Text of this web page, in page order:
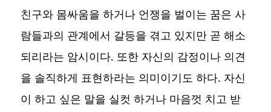
친구와 몸싸움을 하거나 언쟁을 벌이는 꿈은 사
람들과의 관계에서 갈등을 겪고 있지만 곧 해소
되리라는 암시이다. 또한 자신의 감정이나 의견
을 솔직하게 표현하라는 의미이기도 하다. 자신
이 하고 싶은 말을 실컷 하거나 마음껏 치고 받